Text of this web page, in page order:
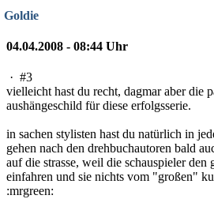
Goldie
04.04.2008 - 08:44 Uhr
· #3
vielleicht hast du recht, dagmar aber die
aushängeschild für diese erfolgsserie.
in sachen stylisten hast du natürlich in
gehen nach den drehbuchautoren bald
auf die strasse, weil die schauspieler den
einfahren und sie nichts vom "großen"
:mrgreen: